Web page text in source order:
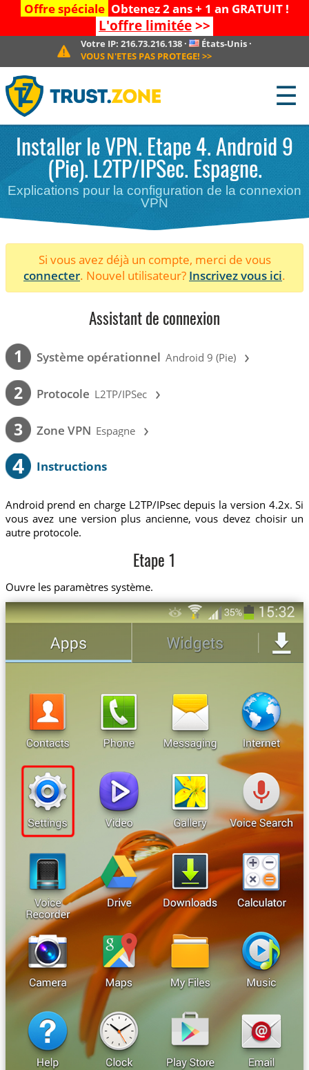
Offre spéciale Obtenez 2 ans + 1 an GRATUIT !
L'offre limitée>>
Votre IP: 216.73.216.138· États-Unis ·
VOUS N'ETES PAS PROTEGE! >>
☰
Installer le VPN. Etape 4. Android 9
(Pie). L2TP/IPSec. Espagne.
Explications pour la configuration de la connexion
VPN
Si vous avez déjà un compte, merci de vous
connecter. Nouvel utilisateur? Inscrivez vous ici.
Assistant de connexion
1 Système opérationnel Android 9 (Pie) ›
2 Protocole L2TP/IPSec ›
3 Zone VPN Espagne ›
4 Instructions
Android prend en charge L2TP/IPsec depuis la version 4.2x. Si
vous avez une version plus ancienne, vous devez choisir un
autre protocole.
Etape 1
Ouvre les paramètres système.